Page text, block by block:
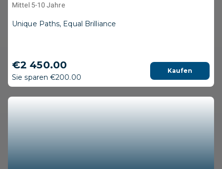
Mittel 5-10 Jahre
Unique Paths, Equal Brilliance
€2 450.00
Sie sparen €200.00
Kaufen